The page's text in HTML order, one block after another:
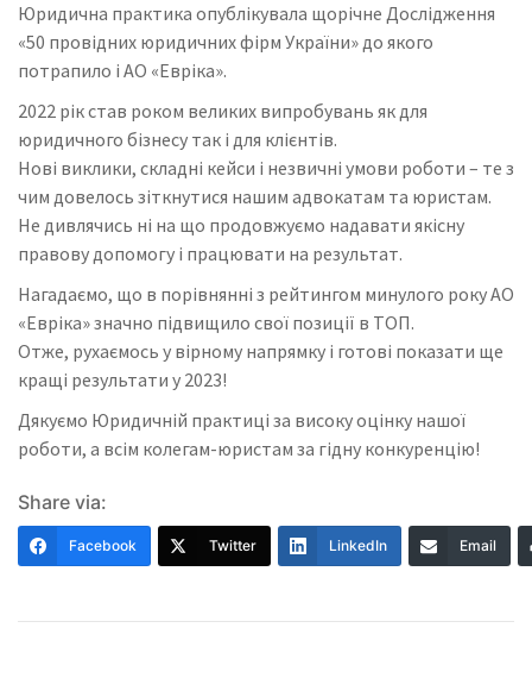
Юридична практика опублікувала щорічне Дослідження
«50 провідних юридичних фірм України» до якого
потрапило і АО «Евріка».
2022 рік став роком великих випробувань як для
юридичного бізнесу так і для клієнтів.
Нові виклики, складні кейси і незвичні умови роботи – те з
чим довелось зіткнутися нашим адвокатам та юристам.
Не дивлячись ні на що продовжуємо надавати якісну
правову допомогу і працювати на результат.
Нагадаємо, що в порівнянні з рейтингом минулого року АО
«Евріка» значно підвищило свої позиції в ТОП.
Отже, рухаємось у вірному напрямку і готові показати ще
кращі результати у 2023!
Дякуємо Юридичній практиці за високу оцінку нашої
роботи, а всім колегам-юристам за гідну конкуренцію!
Share via:
Facebook Twitter LinkedIn Email